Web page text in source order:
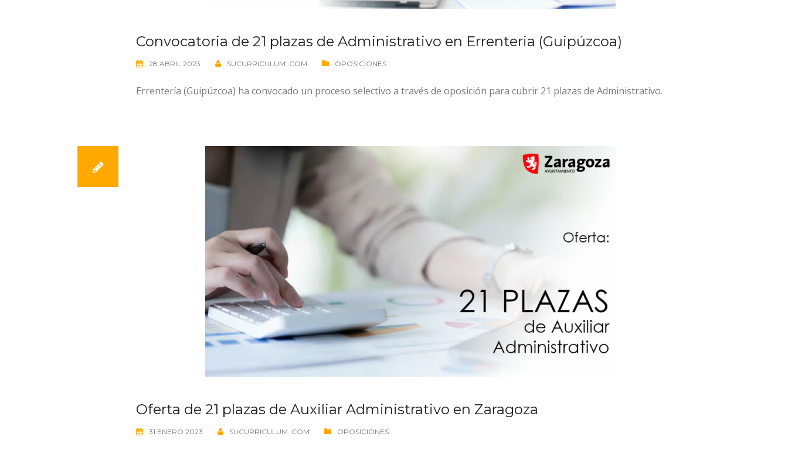
Convocatoria de 21 plazas de Administrativo en Errenteria (Guipúzcoa)
28 ABRIL 2023 SUCURRICULUM. COM OPOSICIONES
Errentería (Guipúzcoa) ha convocado un proceso selectivo a través de oposición para cubrir 21 plazas de Administrativo.
Oferta de 21 plazas de Auxiliar Administrativo en Zaragoza
31 ENERO 2023 SUCURRICULUM. COM OPOSICIONES